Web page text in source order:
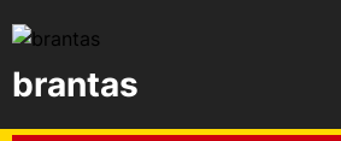
brantas